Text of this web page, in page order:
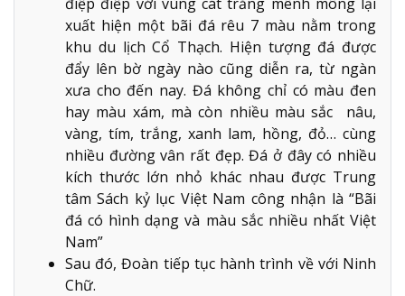
xuất hiện một bãi đá rêu 7 màu nằm trong
khu du lịch Cổ Thạch. Hiện tượng đá được
đẩy lên bờ ngày nào cũng diễn ra, từ ngàn
xưa cho đến nay. Đá không chỉ có màu đen
hay màu xám, mà còn nhiều màu sắc nâu,
vàng, tím, trắng, xanh lam, hồng, đỏ… cùng
nhiều đường vân rất đẹp. Đá ở đây có nhiều
kích thước lớn nhỏ khác nhau được Trung
tâm Sách kỷ lục Việt Nam công nhận là “Bãi
đá có hình dạng và màu sắc nhiều nhất Việt
Nam”
Sau đó, Đoàn tiếp tục hành trình về với Ninh
Chữ.